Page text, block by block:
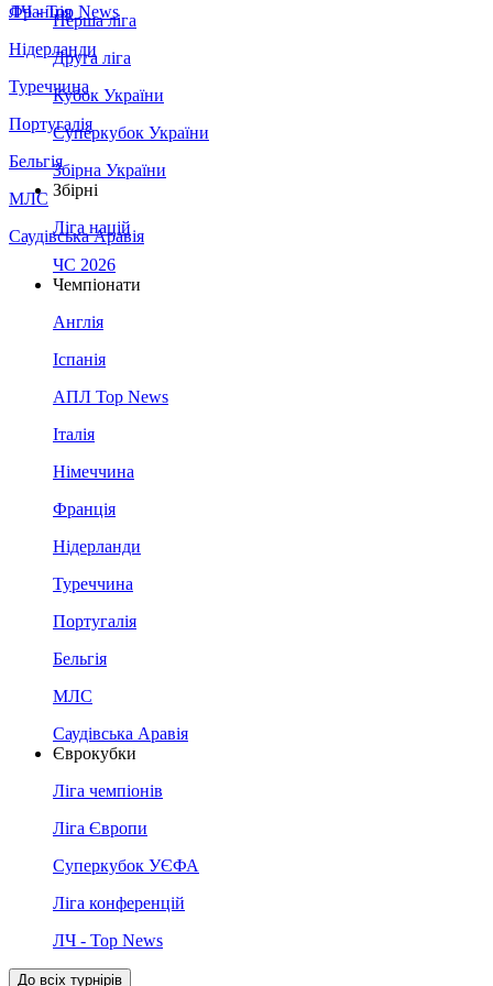
Франція
Нідерланди
Туреччина
Португалія
Бельгія
МЛС
Саудівська Аравія
ЛЧ - Top News
Перша ліга
Друга ліга
Кубок України
Суперкубок України
Збірна України
Збірні
Ліга націй
ЧС 2026
Чемпіонати
Англія
Іспанія
АПЛ Top News
Італія
Німеччина
Франція
Нідерланди
Туреччина
Португалія
Бельгія
МЛС
Саудівська Аравія
Єврокубки
Ліга чемпіонів
Ліга Європи
Суперкубок УЄФА
Ліга конференцій
ЛЧ - Top News
До всіх турнірів